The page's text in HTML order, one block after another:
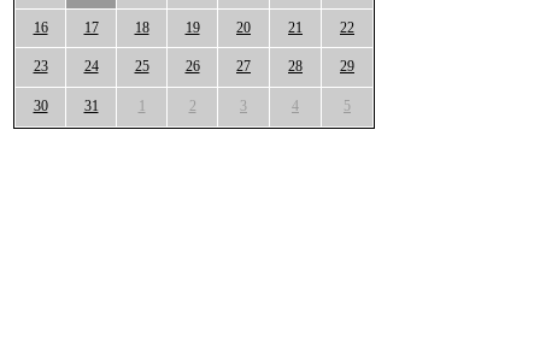
16 17 18 19 20 21 22
23 24 25 26 27 28 29
30 31 1 2 3 4 5